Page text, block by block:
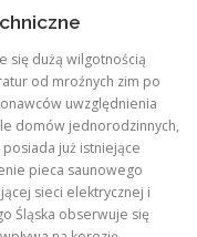
się dużą wilgotnością
od mroźnych zim po
uwzględnienia
domów jednorodzinnych,
już istniejące
pieca saunowego
sieci elektrycznej i
Śląska obserwuje się